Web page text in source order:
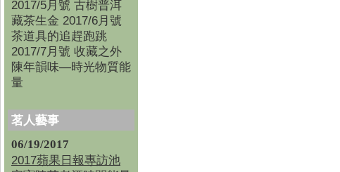
2017/5月號 古樹普洱
藏茶生金 2017/6月號
茶道具的追趕跑跳
2017/7月號 收藏之外
陳年韻味—時光物質能
量
茗人藝事
06/19/2017
2017蘋果日報專訪池